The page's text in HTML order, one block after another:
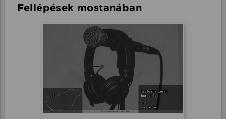
Fellépések mostanában